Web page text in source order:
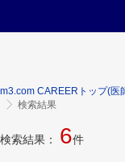
m3.com CAREERトップ(医
検索結果
検索結果： 6件